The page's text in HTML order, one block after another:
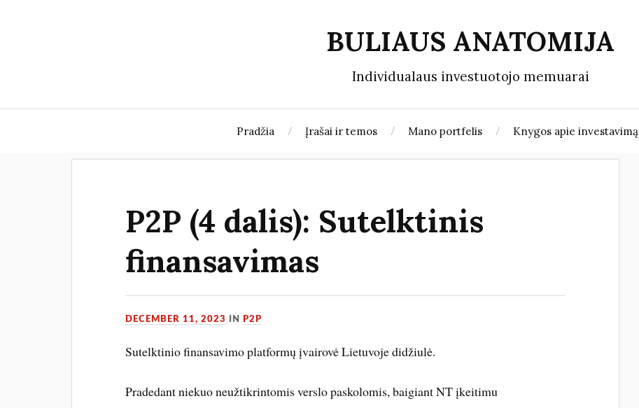
BULIAUS ANATOMIJA
Individualaus investuotojo memuarai
Pradžia Įrašai ir temos Mano portfelis Knygos apie investavimą
P2P (4 dalis): Sutelktinis
finansavimas
DECEMBER 11, 2023 IN P2P
Sutelktinio finansavimo platformų įvairovė Lietuvoje didžiulė.
Pradedant niekuo neužtikrintomis verslo paskolomis, baigiant NT įkeitimu